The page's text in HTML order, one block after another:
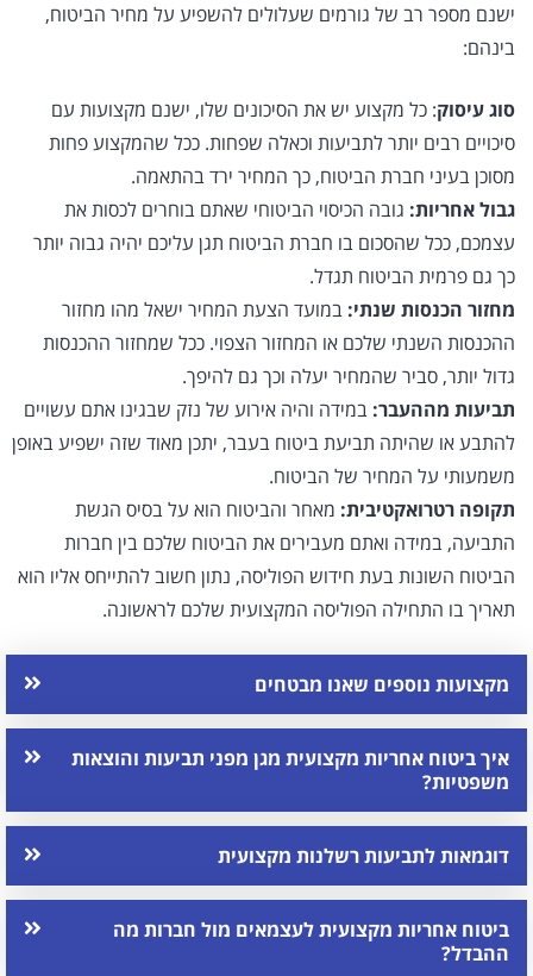
ישנם מספר רב של גורמים שעלולים להשפיע על מחיר הביטוח,
בינהם:
סוג עיסוק: כל מקצוע יש את הסיכונים שלו, ישנם מקצועות עם
סיכויים רבים יותר לתביעות וכאלה שפחות. ככל שהמקצוע פחות
מסוכן בעיני חברת הביטוח, כך המחיר ירד בהתאמה.
גבול אחריות: גובה הכיסוי הביטוחי שאתם בוחרים לכסות את
עצמכם, ככל שהסכום בו חברת הביטוח תגן עליכם יהיה גבוה יותר
כך גם פרמית הביטוח תגדל.
מחזור הכנסות שנתי: במועד הצעת המחיר ישאל מהו מחזור
ההכנסות השנתי שלכם או המחזור הצפוי. ככל שמחזור ההכנסות
גדול יותר, סביר שהמחיר יעלה וכך גם להיפך.
תביעות מההעבר: במידה והיה אירוע של נזק שבגינו אתם עשויים
להתבע או שהיתה תביעת ביטוח בעבר, יתכן מאוד שזה ישפיע באופן
משמעותי על המחיר של הביטוח.
תקופה רטרואקטיבית: מאחר והביטוח הוא על בסיס הגשת
התביעה, במידה ואתם מעבירים את הביטוח שלכם בין חברות
הביטוח השונות בעת חידוש הפוליסה, נתון חשוב להתייחס אליו הוא
תאריך בו התחילה הפוליסה המקצועית שלכם לראשונה.
מקצועות נוספים שאנו מבטחים
איך ביטוח אחריות מקצועית מגן מפני תביעות והוצאות
משפטיות?
דוגמאות לתביעות רשלנות מקצועית
ביטוח אחריות מקצועית לעצמאים מול חברות מה
ההבדל?